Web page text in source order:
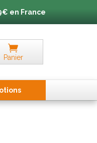
en France
Panier
tions